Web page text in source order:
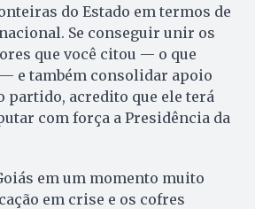
do Estado em termos de
Se conseguir unir os
que você citou — o que
e também consolidar apoio
acredito que ele terá
com força a Presidência da
em um momento muito
em crise e os cofres